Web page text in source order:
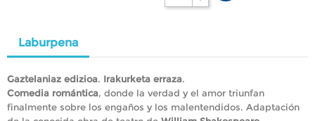
Laburpena
Gaztelaniaz edizioa. Irakurketa erraza.
Comedia romántica, donde la verdad y el amor triunfan
finalmente sobre los engaños y los malentendidos. Adaptación